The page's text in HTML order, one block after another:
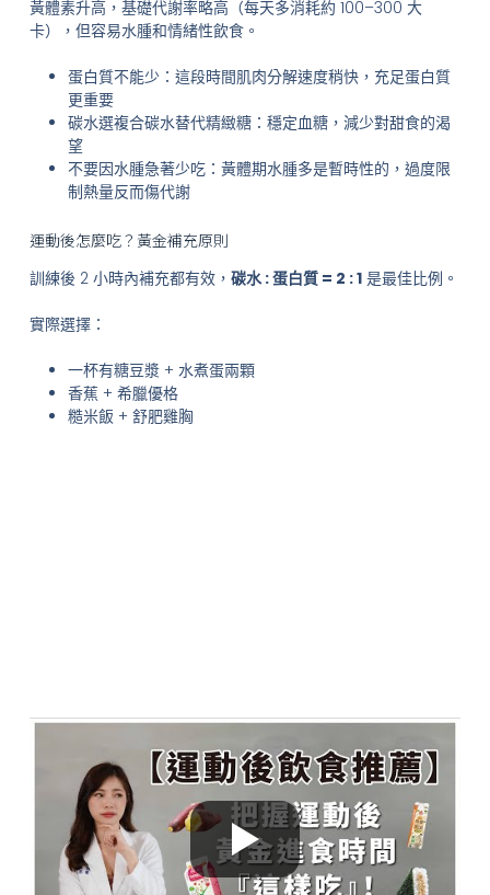
黃體素升高，基礎代謝率略高（每天多消耗約 100–300 大
卡），但容易水腫和情緒性飲食。
蛋白質不能少：這段時間肌肉分解速度稍快，充足蛋白質
更重要
碳水選複合碳水替代精緻糖：穩定血糖，減少對甜食的渴
望
不要因水腫急著少吃：黃體期水腫多是暫時性的，過度限
制熱量反而傷代謝
運動後怎麼吃？黃金補充原則
訓練後 2 小時內補充都有效， 碳水 : 蛋白質 = 2 : 1是最佳比例。
實際選擇：
一杯有糖豆漿 + 水煮蛋兩顆
香蕉 + 希臘優格
糙米飯 + 舒肥雞胸